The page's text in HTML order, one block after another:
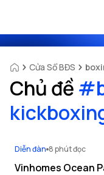
Cửa Sổ BĐS
Chủ đề #
Diễn đàn 8 phút đọc
Vinhomes Ocean